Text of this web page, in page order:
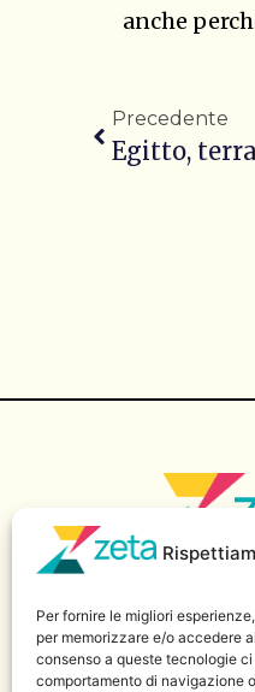
Per fornire le migliori
per memorizzare e/o accedere
consenso a queste tecnologie
comportamento di navigazione
anche
Precedente
Egitto,
Sito di
Supplemento di
13/08 del 21